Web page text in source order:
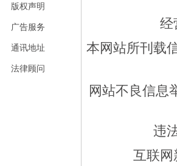
版权声明
广告服务
通讯地址
法律顾问
经
本网站所刊载
网站不良信息
违
互联网